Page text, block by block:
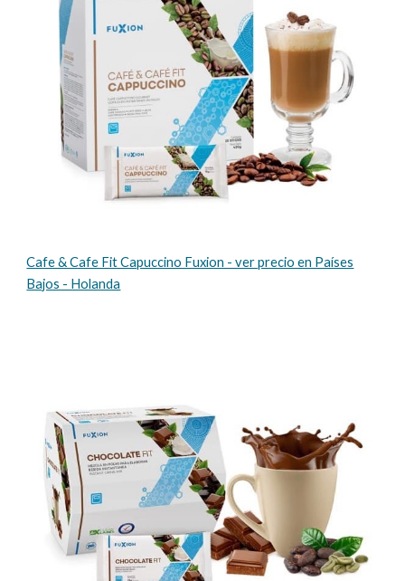
Cafe & Cafe Fit Capuccino Fuxion - ver precio en Países
Bajos - Holanda